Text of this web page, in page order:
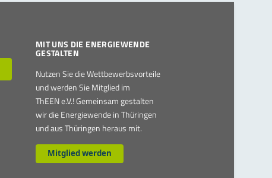
MIT UNS DIE ENERGIEWENDE
GESTALTEN
Nutzen Sie die Wettbewerbsvorteile
und werden Sie Mitglied im
ThEEN e.V.! Gemeinsam gestalten
wir die Energiewende in Thüringen
und aus Thüringen heraus mit.
Mitglied werden